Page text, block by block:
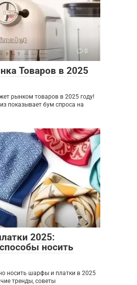
0
Товаров в 2025
рынком товаров в 2025 году!
показывает бум спроса на
0
2025:
носить
носить шарфы и платки в 2025
тренды, советы